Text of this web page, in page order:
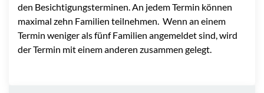
den Besichtigungsterminen. An jedem Termin können
maximal zehn Familien teilnehmen. Wenn an einem
Termin weniger als fünf Familien angemeldet sind, wird
der Termin mit einem anderen zusammen gelegt.